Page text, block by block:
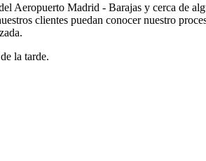
Aeropuerto Madrid - Barajas y cerca de
clientes puedan conocer nuestro
la tarde.